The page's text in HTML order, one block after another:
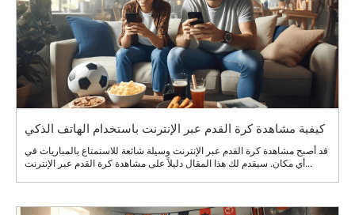
كيفية مشاهدة كرة القدم عبر الإنترنت باستخدام الهاتف الذكي
قد أصبح مشاهدة كرة القدم عبر الإنترنت وسيلة شائعة للاستمتاع بالمباريات في
أي مكان. سيقدم لك هذا المقال دليلاً على مشاهدة كرة القدم عبر الإنترنت...